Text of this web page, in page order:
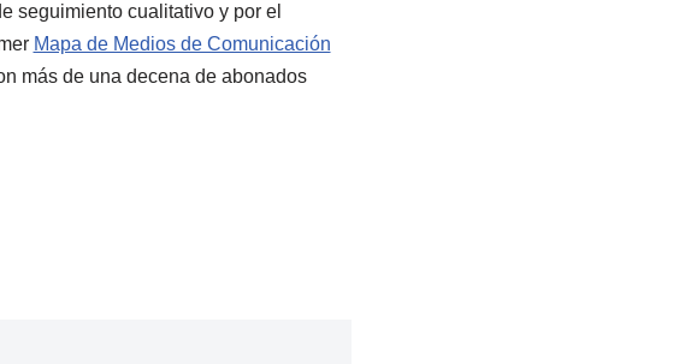
seguimiento cualitativo y por el
Mapa de Medios de Comunicación
más de una decena de abonados